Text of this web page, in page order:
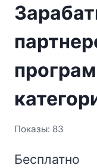
Показы: 83
Бесплатно